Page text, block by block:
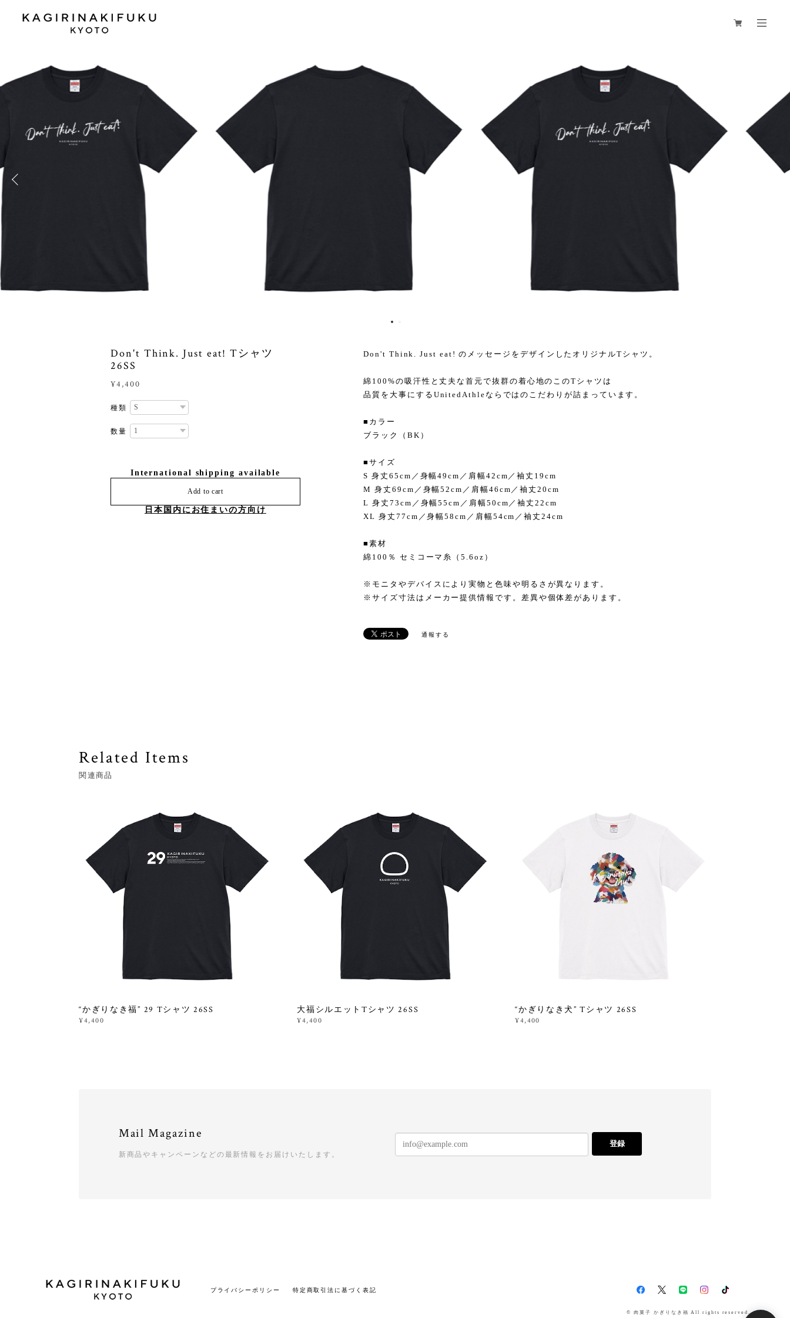
Don't Think. Just eat! Tシャツ
26SS
¥4,400
種類
数量
International shipping available
Add to cart
日本国内にお住まいの方向け
Don't Think. Just eat! のメッセージをデザインしたオリジナルTシャツ。
綿100%の吸汗性と丈夫な首元で抜群の着心地のこのTシャツは
品質を大事にするUnitedAthleならではのこだわりが詰まっています。
■カラー
ブラック（BK）
■サイズ
S 身丈65cm／身幅49cm／肩幅42cm／袖丈19cm
M 身丈69cm／身幅52cm／肩幅46cm／袖丈20cm
L 身丈73cm／身幅55cm／肩幅50cm／袖丈22cm
XL 身丈77cm／身幅58cm／肩幅54cm／袖丈24cm
■素材
綿100％ セミコーマ糸（5.6oz）
※モニタやデバイスにより実物と色味や明るさが異なります。
※サイズ寸法はメーカー提供情報です。差異や個体差があります。
通報する
Related Items
関連商品
“かぎりなき福” 29 Tシャツ 26SS
¥4,400
大福シルエットTシャツ 26SS
¥4,400
“かぎりなき犬” Tシャツ 26SS
¥4,400
Mail Magazine
新商品やキャンペーンなどの最新情報をお届けいたします。
登録
プライバシーポリシー 特定商取引法に基づく表記
© 肉菓子 かぎりなき福 All rights reserved.